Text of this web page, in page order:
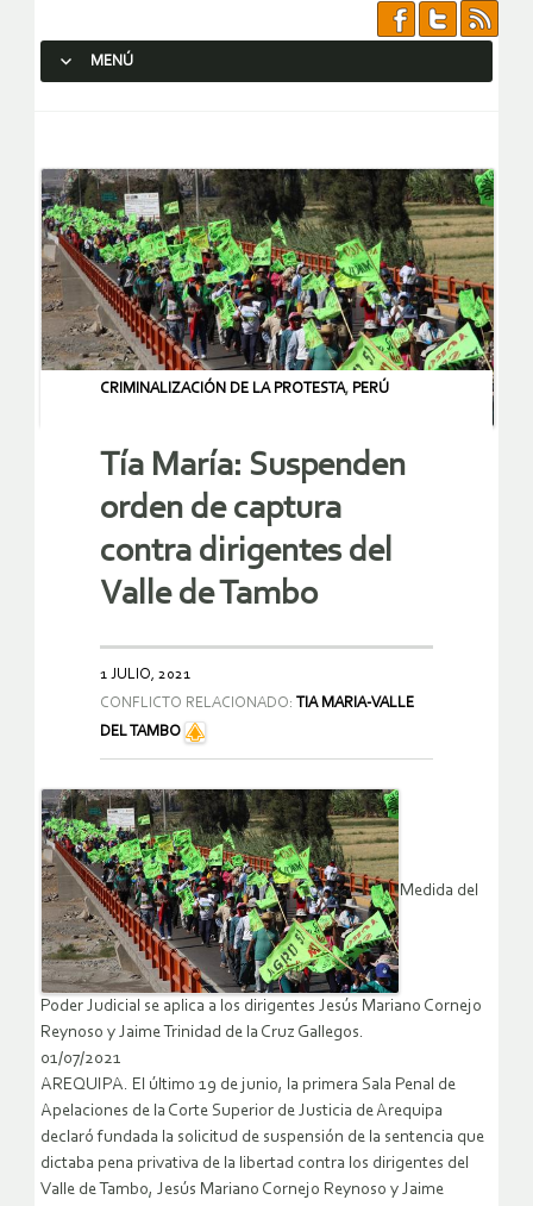
MENÚ
CRIMINALIZACIÓN DE LA PROTESTA, PERÚ
Tía María: Suspenden
orden de captura
contra dirigentes del
Valle de Tambo
1 JULIO, 2021
CONFLICTO RELACIONADO:
TIA MARIA-VALLE
DEL TAMBO
Medida del
Poder Judicial se aplica a los dirigentes Jesús Mariano Cornejo
Reynoso y Jaime Trinidad de la Cruz Gallegos.
01/07/2021
AREQUIPA. El último 19 de junio, la primera Sala Penal de
Apelaciones de la Corte Superior de Justicia de Arequipa
declaró fundada la solicitud de suspensión de la sentencia que
dictaba pena privativa de la libertad contra los dirigentes del
Valle de Tambo, Jesús Mariano Cornejo Reynoso y Jaime